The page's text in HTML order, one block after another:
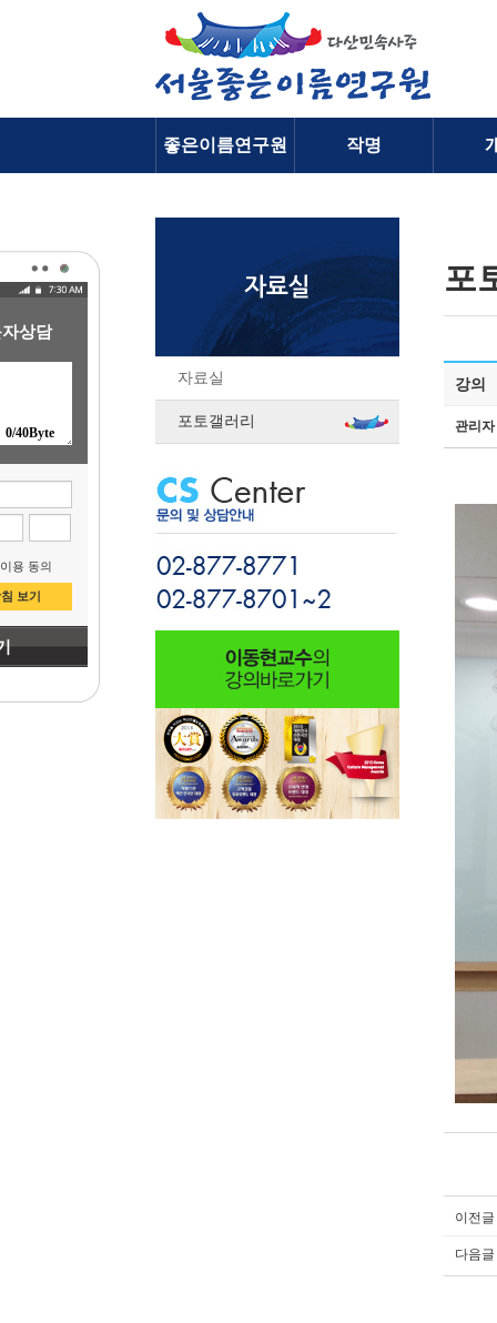
좋은이름연구원 작명
자료실
포토갤러리
포
강의
관리자
이전글
다음글
상담
0/40Byte
용 동의
보기